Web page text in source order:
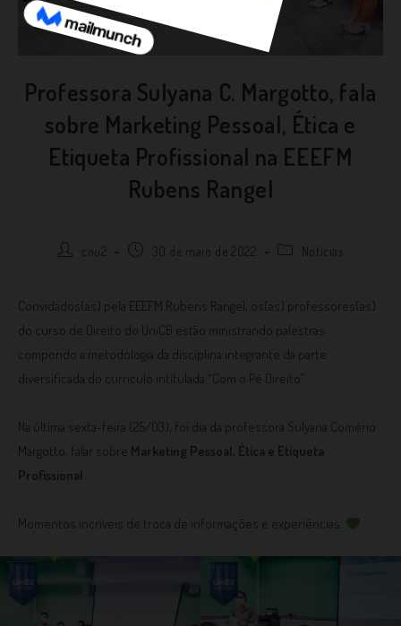
Professora Sulyana C. Margotto, fala
sobre Marketing Pessoal, Ética e
Etiqueta Profissional na EEEFM
Rubens Rangel
cnu2 30 de maio de 2022 Notícias
Convidados(as) pela EEEFM Rubens Rangel, os(as) professores(as)
do curso de Direito do UniCB estão ministrando palestras
compondo a metodologia da disciplina integrante da parte
diversificada do currículo intitulada “Com o Pé Direito”.⁣
Na última sexta-feira (25/03), foi dia da professora Sulyana Comério
Margotto, falar sobre Marketing Pessoal, Ética e Etiqueta
Profissional
Momentos incríveis de troca de informações e experiências.